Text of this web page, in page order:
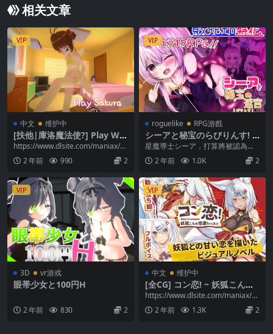
相关文章
VIP
中文 维护中
[扶他|庫洛魔法使?] Play Wit
h Sakura Ver1.01 [官方繁中]
https://www.dlsite.com/maniax/w
ork/=/pro...
2 年前 990 2
VIP
roguelike RPG游戲
シーアと秘宝のらびりんす! 1.
01 中文
星魔導士シーア，打算將被認為埋
藏著各種魔法道具的城市「阿爾卡
努」作為下一個活動基...
2 年前 1.0K 2
VIP
3D vr游戏
眼帯少女と100円H
2 年前 830 2
VIP
中文 维护中
[全CG] コン恋! ~ 妖狐こんの
恋愛レッスン ~ [官方繁中]
https://www.dlsite.com/maniax/w
ork/=/pro...
2 年前 1.3K 2